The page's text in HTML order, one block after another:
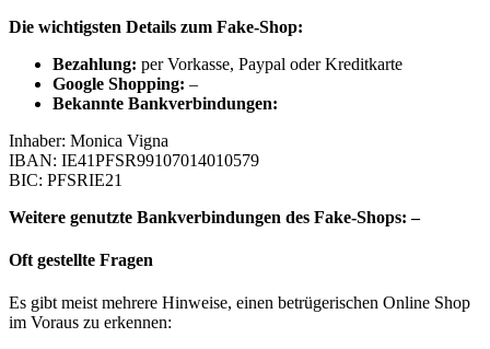
Die wichtigsten Details zum Fake-Shop:
Bezahlung: per Vorkasse, Paypal oder Kreditkarte
Google Shopping: –
Bekannte Bankverbindungen:
Inhaber: Monica Vigna
IBAN: IE41PFSR99107014010579
BIC: PFSRIE21
Weitere genutzte Bankverbindungen des Fake-Shops: –
Oft gestellte Fragen
Es gibt meist mehrere Hinweise, einen betrügerischen Online Shop
im Voraus zu erkennen: